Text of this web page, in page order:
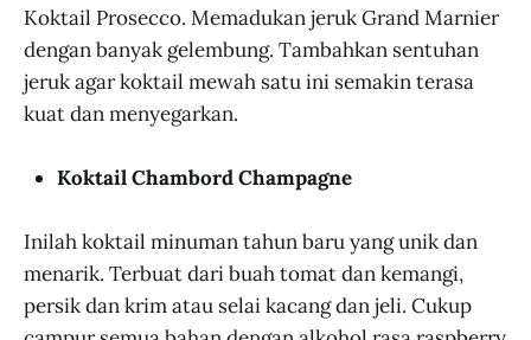
Koktail Prosecco. Memadukan jeruk Grand Marnier
dengan banyak gelembung. Tambahkan sentuhan
jeruk agar koktail mewah satu ini semakin terasa
kuat dan menyegarkan.
Koktail Chambord Champagne
Inilah koktail minuman tahun baru yang unik dan
menarik. Terbuat dari buah tomat dan kemangi,
persik dan krim atau selai kacang dan jeli. Cukup